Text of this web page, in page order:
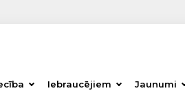
Iebraucējiem Jaunumi